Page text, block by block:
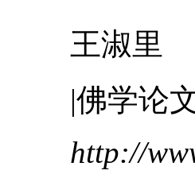
王淑里
|佛学论
http://